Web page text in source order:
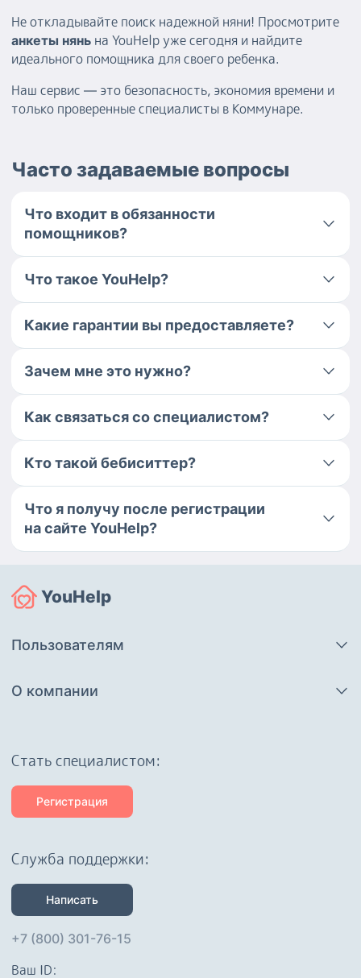
Не откладывайте поиск надежной няни! Просмотрите
анкеты нянь на YouHelp уже сегодня и найдите
идеального помощника для своего ребенка.
Наш сервис — это безопасность, экономия времени и
только проверенные специалисты в Коммунаре.
Часто задаваемые вопросы
Что входит в обязанности
помощников?
Что такое YouHelp?
Какие гарантии вы предоставляете?
Зачем мне это нужно?
Как связаться со специалистом?
Кто такой бебиситтер?
Что я получу после регистрации
на сайте YouHelp?
YouHelp
Пользователям
О компании
Cтать специалистом:
Регистрация
Служба поддержки:
Написать
+7 (800) 301-76-15
Ваш ID: